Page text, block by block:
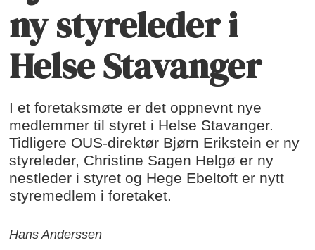
ny styreleder i
Helse Stavanger
I et foretaksmøte er det oppnevnt nye
medlemmer til styret i Helse Stavanger.
Tidligere OUS-direktør Bjørn Erikstein er ny
styreleder, Christine Sagen Helgø er ny
nestleder i styret og Hege Ebeltoft er nytt
styremedlem i foretaket.
Hans Anderssen